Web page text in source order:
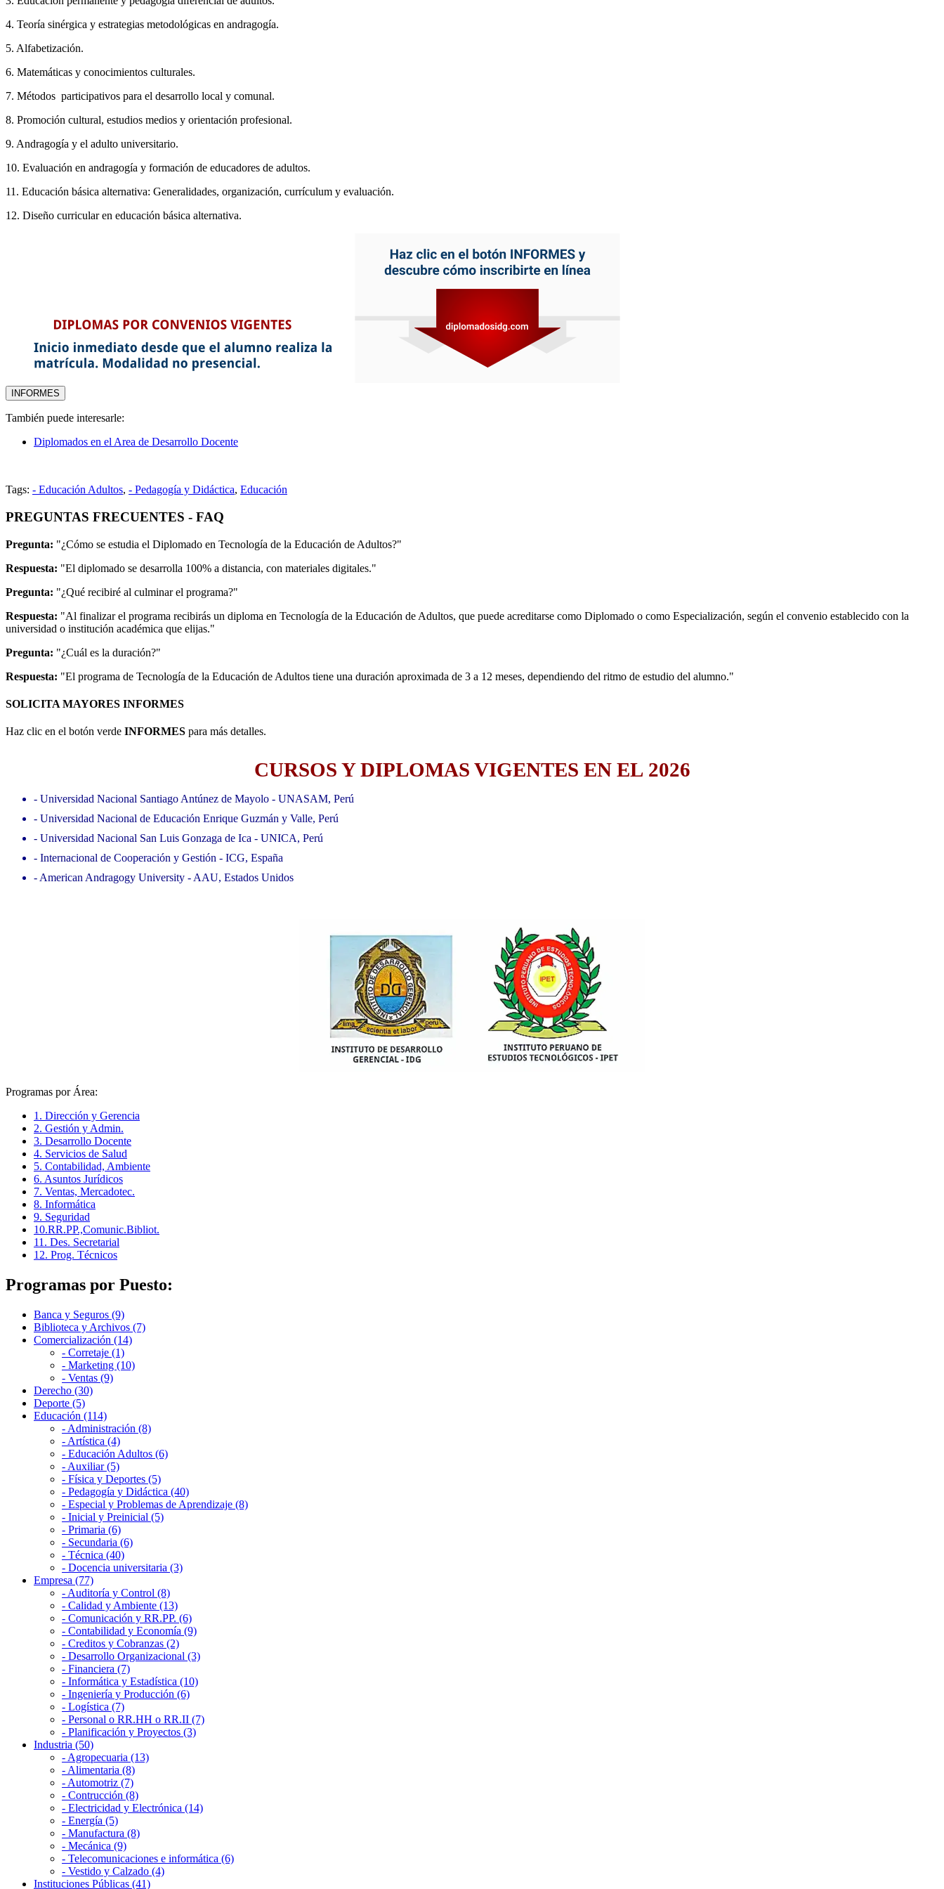
4. Teoría sinérgica y estrategias metodológicas en andragogía.
5. Alfabetización.
6. Matemáticas y conocimientos culturales.
7. Métodos participativos para el desarrollo local y comunal.
8. Promoción cultural, estudios medios y orientación profesional.
9. Andragogía y el adulto universitario.
10. Evaluación en andragogía y formación de educadores de adultos.
11. Educación básica alternativa: Generalidades, organización, currículum y evaluación.
12. Diseño curricular en educación básica alternativa.
También puede interesarle:
Diplomados en el Area de Desarrollo Docente
Tags: - Educación Adultos, - Pedagogía y Didáctica, Educación
PREGUNTAS FRECUENTES - FAQ
Pregunta: "¿Cómo se estudia el Diplomado en Tecnología de la Educación de Adultos?"
Respuesta: "El diplomado se desarrolla 100% a distancia, con materiales digitales."
Pregunta: "¿Qué recibiré al culminar el programa?"
Respuesta: "Al finalizar el programa recibirás un diploma en Tecnología de la Educación de Adultos, que puede acreditarse como Diplomado o como Especialización, según el convenio establecido con la
universidad o institución académica que elijas."
Pregunta: "¿Cuál es la duración?"
Respuesta: "El programa de Tecnología de la Educación de Adultos tiene una duración aproximada de 3 a 12 meses, dependiendo del ritmo de estudio del alumno."
SOLICITA MAYORES INFORMES
Haz clic en el botón verde INFORMES para más detalles.
CURSOS Y DIPLOMAS VIGENTES EN EL 2026
- Universidad Nacional Santiago Antúnez de Mayolo - UNASAM, Perú
- Universidad Nacional de Educación Enrique Guzmán y Valle, Perú
- Universidad Nacional San Luis Gonzaga de Ica - UNICA, Perú
- Internacional de Cooperación y Gestión - ICG, España
- American Andragogy University - AAU, Estados Unidos
Programas por Área:
1. Dirección y Gerencia
2. Gestión y Admin.
3. Desarrollo Docente
4. Servicios de Salud
5. Contabilidad, Ambiente
6. Asuntos Jurídicos
7. Ventas, Mercadotec.
8. Informática
9. Seguridad
10.RR.PP.,Comunic.Bibliot.
11. Des. Secretarial
12. Prog. Técnicos
Programas por Puesto:
Banca y Seguros (9)
Biblioteca y Archivos (7)
Comercialización (14)
- Corretaje (1)
- Marketing (10)
- Ventas (9)
Derecho (30)
Deporte (5)
Educación (114)
- Administración (8)
- Artística (4)
- Educación Adultos (6)
- Auxiliar (5)
- Física y Deportes (5)
- Pedagogía y Didáctica (40)
- Especial y Problemas de Aprendizaje (8)
- Inicial y Preinicial (5)
- Primaria (6)
- Secundaria (6)
- Técnica (40)
- Docencia universitaria (3)
Empresa (77)
- Auditoría y Control (8)
- Calidad y Ambiente (13)
- Comunicación y RR.PP. (6)
- Contabilidad y Economía (9)
- Creditos y Cobranzas (2)
- Desarrollo Organizacional (3)
- Financiera (7)
- Informática y Estadística (10)
- Ingeniería y Producción (6)
- Logística (7)
- Personal o RR.HH o RR.II (7)
- Planificación y Proyectos (3)
Industria (50)
- Agropecuaria (13)
- Alimentaria (8)
- Automotriz (7)
- Contrucción (8)
- Electricidad y Electrónica (14)
- Energía (5)
- Manufactura (8)
- Mecánica (9)
- Telecomunicaciones e informática (6)
- Vestido y Calzado (4)
Instituciones Públicas (41)